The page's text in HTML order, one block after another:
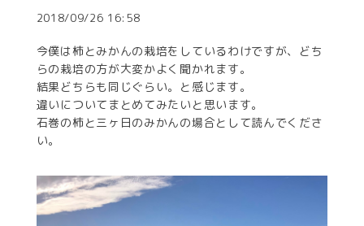
2018/09/26 16:58
今僕は柿とみかんの栽培をしているわけですが、どち
らの栽培の方が大変かよく聞かれます。
結果どちらも同じぐらい。と感じます。
違いについてまとめてみたいと思います。
石巻の柿と三ヶ日のみかんの場合として読んでくださ
い。